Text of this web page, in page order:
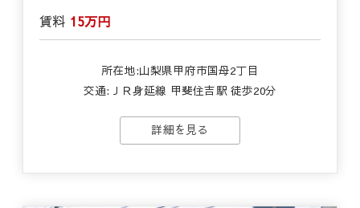
賃料 15万円
所在地:山梨県甲府市国母2丁目
交通:ＪＲ身延線 甲斐住吉駅 徒歩20分
詳細を見る